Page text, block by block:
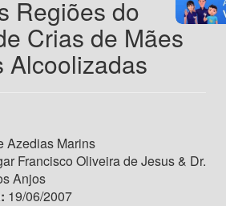
Regiões do
Crias de Mães
Alcoolizadas
Azedias Marins
Francisco Oliveira de Jesus & Dr.
Anjos
19/06/2007